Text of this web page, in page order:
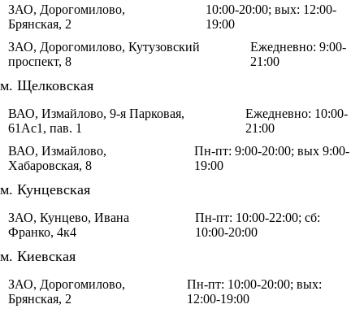
ЗАО, Дорогомилово,
Брянская, 2
10:00-20:00; вых: 12:00-
19:00
ЗАО, Дорогомилово, Кутузовский
проспект, 8
Ежедневно: 9:00-
21:00
м. Щелковская
ВАО, Измайлово, 9-я Парковая,
61Ас1, пав. 1
Ежедневно: 10:00-
21:00
ВАО, Измайлово,
Хабаровская, 8
Пн-пт: 9:00-20:00; вых 9:00-
19:00
м. Кунцевская
ЗАО, Кунцево, Ивана
Франко, 4к4
Пн-пт: 10:00-22:00; сб:
10:00-20:00
м. Киевская
ЗАО, Дорогомилово,
Брянская, 2
Пн-пт: 10:00-20:00; вых:
12:00-19:00